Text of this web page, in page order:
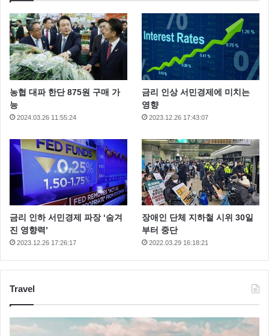
농협 대파 한단 875원 구매 가
능
2024.03.26 11:55:24
금리 인상 서민경제에 미치는
영향
2023.12.26 17:43:07
금리 인하 서민경제 파장 ‘숨겨
진 영향력’
2023.12.26 17:26:17
장애인 단체 지하철 시위 30일
부터 중단
2022.03.29 16:18:21
Travel